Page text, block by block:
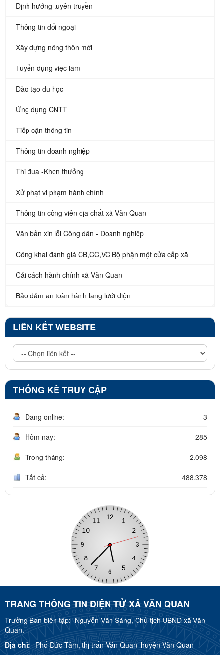
Định hướng tuyên truyền
Thông tin đối ngoại
Xây dựng nông thôn mới
Tuyển dụng việc làm
Đào tạo du học
Ứng dụng CNTT
Tiếp cận thông tin
Thông tin doanh nghiệp
Thi đua -Khen thưởng
Xử phạt vi phạm hành chính
Thông tin công viên địa chất xã Văn Quan
Văn bản xin lỗi Công dân - Doanh nghiệp
Công khai đánh giá CB,CC,VC Bộ phận một cửa cấp xã
Cải cách hành chính xã Văn Quan
Bảo đảm an toàn hành lang lưới điện
LIÊN KẾT WEBSITE
THỐNG KÊ TRUY CẬP
Đang online: 3
Hôm nay: 285
Trong tháng: 2.098
Tất cả: 488.378
TRANG THÔNG TIN ĐIỆN TỬ XÃ VĂN QUAN
Trưởng Ban biên tập:Nguyễn Văn Sáng, Chủ tịch UBND xã Văn
Quan.
Địa chỉ: Phố Đức Tâm, thị trấn Văn Quan, huyện Văn Quan